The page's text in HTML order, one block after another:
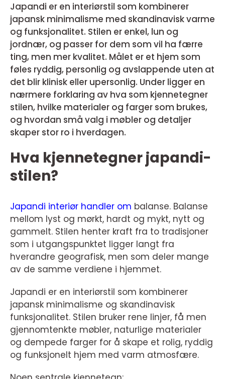
Japandi er en interiørstil som kombinerer
japansk minimalisme med skandinavisk varme
og funksjonalitet. Stilen er enkel, lun og
jordnær, og passer for dem som vil ha færre
ting, men mer kvalitet. Målet er et hjem som
føles ryddig, personlig og avslappende uten at
det blir klinisk eller upersonlig. Under ligger en
nærmere forklaring av hva som kjennetegner
stilen, hvilke materialer og farger som brukes,
og hvordan små valg i møbler og detaljer
skaper stor ro i hverdagen.
Hva kjennetegner japandi-
stilen?
Japandi interiør handler om balanse. Balanse
mellom lyst og mørkt, hardt og mykt, nytt og
gammelt. Stilen henter kraft fra to tradisjoner
som i utgangspunktet ligger langt fra
hverandre geografisk, men som deler mange
av de samme verdiene i hjemmet.
Japandi er en interiørstil som kombinerer
japansk minimalisme og skandinavisk
funksjonalitet. Stilen bruker rene linjer, få men
gjennomtenkte møbler, naturlige materialer
og dempede farger for å skape et rolig, ryddig
og funksjonelt hjem med varm atmosfære.